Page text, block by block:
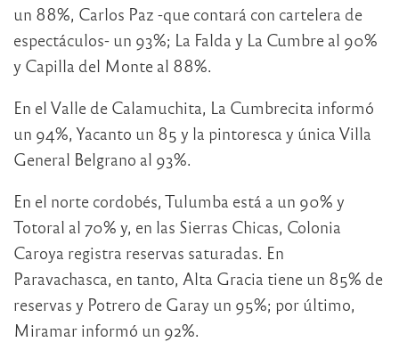
un 88%, Carlos Paz -que contará con cartelera de
espectáculos- un 93%; La Falda y La Cumbre al 90%
y Capilla del Monte al 88%.
En el Valle de Calamuchita, La Cumbrecita informó
un 94%, Yacanto un 85 y la pintoresca y única Villa
General Belgrano al 93%.
En el norte cordobés, Tulumba está a un 90% y
Totoral al 70% y, en las Sierras Chicas, Colonia
Caroya registra reservas saturadas. En
Paravachasca, en tanto, Alta Gracia tiene un 85% de
reservas y Potrero de Garay un 95%; por último,
Miramar informó un 92%.